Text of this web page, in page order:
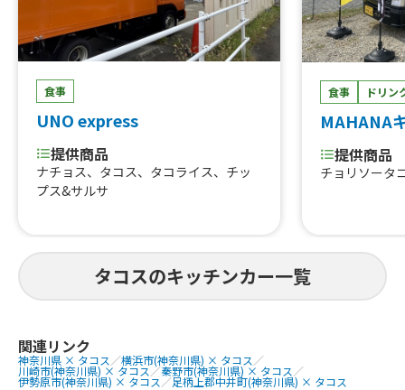
食事
UNO express
提供商品
ナチョス、タコス、タコライス、チッ
プス&サルサ
食事 ドリン
MAHANA
提供商品
チョリソータ
タコスのキッチンカー一覧
関連リンク
神奈川県 × タコス ／横浜市(神奈川県) × タコス ／
川崎市(神奈川県) × タコス／秦野市(神奈川県) × タコス ／
伊勢原市(神奈川県) × タコス／足柄上郡中井町(神奈川県) × タコス